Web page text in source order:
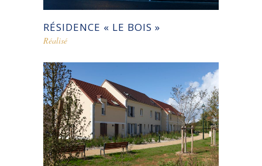
RÉSIDENCE « LE BOIS »
Réalisé